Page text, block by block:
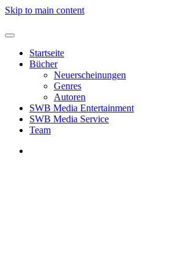
Skip to main content
Startseite
Bücher
Neuerscheinungen
Genres
Autoren
SWB Media Entertainment
SWB Media Service
Team